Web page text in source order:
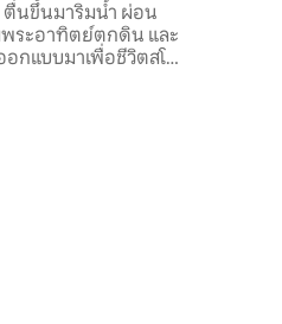
ระอาทิตย์ตกดิน และ
แบบมาเพื่อชีวิตสโลว์